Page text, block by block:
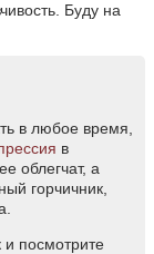
Буду на
в любое время,
в
облегчат, а
горчичник,
посмотрите